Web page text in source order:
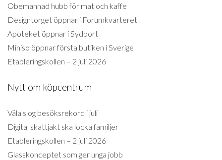
Obemannad hubb för mat och kaffe
Designtorget öppnar i Forumkvarteret
Apoteket öppnar i Sydport
Miniso öppnar första butiken i Sverige
Etableringskollen – 2 juli 2026
Nytt om köpcentrum
Väla slog besöksrekord i juli
Digital skattjakt ska locka familjer
Etableringskollen – 2 juli 2026
Glasskonceptet som ger unga jobb